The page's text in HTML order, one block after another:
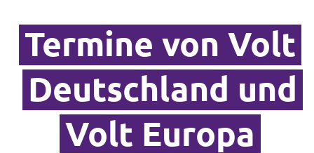
Termine von Volt
Deutschland und
Volt Europa